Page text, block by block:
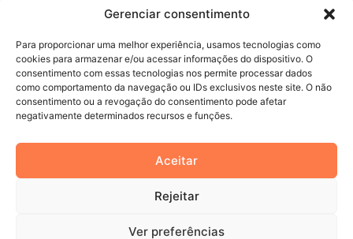
Gerenciar consentimento
Para proporcionar uma melhor experiência, usamos tecnologias como
cookies para armazenar e/ou acessar informações do dispositivo. O
consentimento com essas tecnologias nos permite processar dados
como comportamento da navegação ou IDs exclusivos neste site. O não
consentimento ou a revogação do consentimento pode afetar
negativamente determinados recursos e funções.
Aceitar
Rejeitar
Ver preferências
© Copyright 2026, Todos os direitos reservados |
Viver